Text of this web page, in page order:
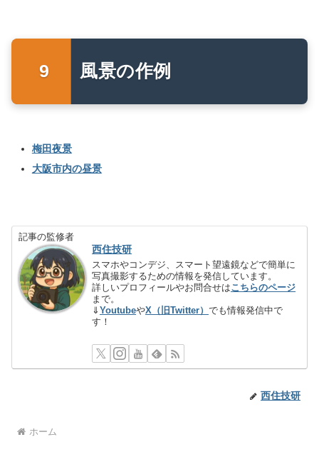
風景の作例
梅田夜景
大阪市内の昼景
記事の監修者
西住技研
スマホやコンデジ、スマート望遠鏡などで簡単に
写真撮影するための情報を発信しています。
詳しいプロフィールやお問合せはこちらのページ
まで。
⇓ YoutubeやX（旧Twitter）でも情報発信中で
す！
西住技研
ホーム